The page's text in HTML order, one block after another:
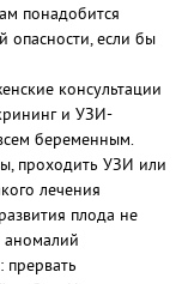
понадобится
опасности, если бы
консультации
и УЗИ-
беременным.
проходить УЗИ или
лечения
плода не
аномалий
прервать